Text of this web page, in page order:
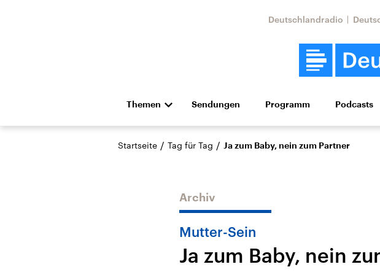
Deutschlandradio
Themen
Die Nachrichten Politik Wirtschaft Wissen
Hörspiel und Feature Musik
Landtagswahl Sachsen-
USA
Aktuelle Beiträge,
Sendungen Programm Podcasts
Startseite / Tag für Tag / Ja zum Baby, nein zum Partner
Archiv
Mutter-Sein
Ja zum Baby, nein